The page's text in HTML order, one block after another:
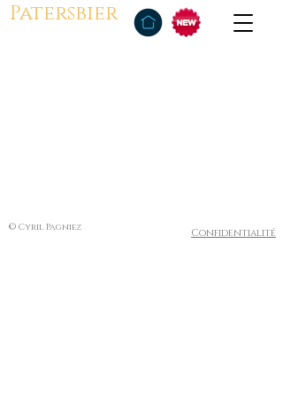
Patersbier
© Cyril Pagniez Confidentialité